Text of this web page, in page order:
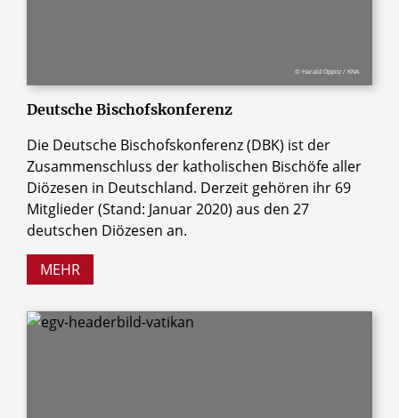
© Harald Oppitz / KNA
Deutsche Bischofskonferenz
Die Deutsche Bischofskonferenz (DBK) ist der
Zusammenschluss der katholischen Bischöfe aller
Diözesen in Deutschland. Derzeit gehören ihr 69
Mitglieder (Stand: Januar 2020) aus den 27
deutschen Diözesen an.
MEHR